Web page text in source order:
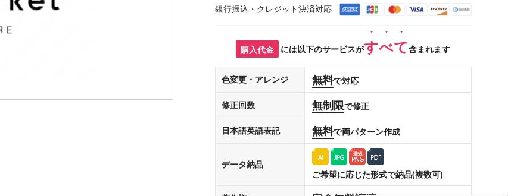
銀行振込・クレジット決済対応
購入代金 には以下のサービスがすべて含まれます
色変更・アレンジ 無料で対応
修正回数 無制限で修正
日本語英語表記 無料で両パターン作成
データ納品
ご希望に応じた形式で納品(複数可)